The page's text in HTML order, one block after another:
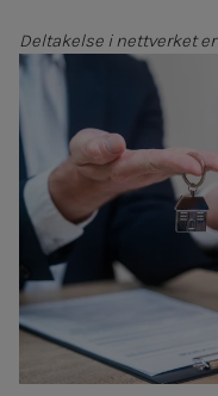
Deltakelse i nettverket